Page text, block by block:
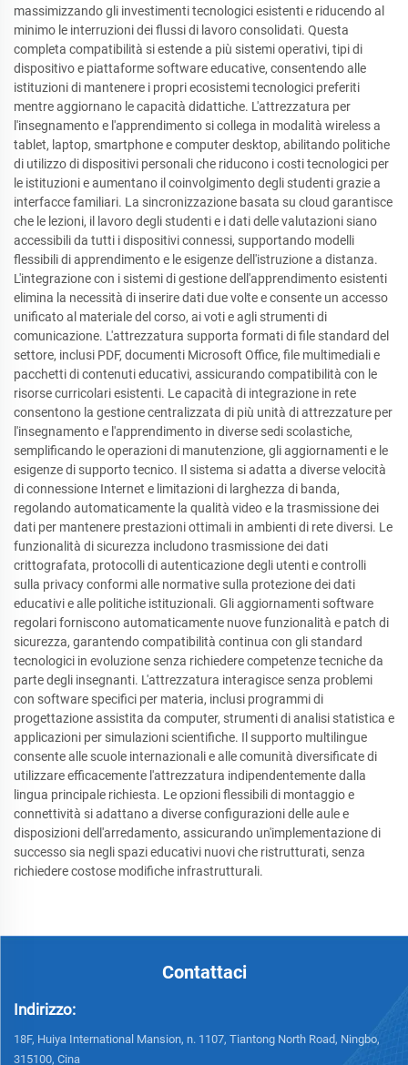
massimizzando gli investimenti tecnologici esistenti e riducendo al
minimo le interruzioni dei flussi di lavoro consolidati. Questa
completa compatibilità si estende a più sistemi operativi, tipi di
dispositivo e piattaforme software educative, consentendo alle
istituzioni di mantenere i propri ecosistemi tecnologici preferiti
mentre aggiornano le capacità didattiche. L'attrezzatura per
l'insegnamento e l'apprendimento si collega in modalità wireless a
tablet, laptop, smartphone e computer desktop, abilitando politiche
di utilizzo di dispositivi personali che riducono i costi tecnologici per
le istituzioni e aumentano il coinvolgimento degli studenti grazie a
interfacce familiari. La sincronizzazione basata su cloud garantisce
che le lezioni, il lavoro degli studenti e i dati delle valutazioni siano
accessibili da tutti i dispositivi connessi, supportando modelli
flessibili di apprendimento e le esigenze dell'istruzione a distanza.
L'integrazione con i sistemi di gestione dell'apprendimento esistenti
elimina la necessità di inserire dati due volte e consente un accesso
unificato al materiale del corso, ai voti e agli strumenti di
comunicazione. L'attrezzatura supporta formati di file standard del
settore, inclusi PDF, documenti Microsoft Office, file multimediali e
pacchetti di contenuti educativi, assicurando compatibilità con le
risorse curricolari esistenti. Le capacità di integrazione in rete
consentono la gestione centralizzata di più unità di attrezzature per
l'insegnamento e l'apprendimento in diverse sedi scolastiche,
semplificando le operazioni di manutenzione, gli aggiornamenti e le
esigenze di supporto tecnico. Il sistema si adatta a diverse velocità
di connessione Internet e limitazioni di larghezza di banda,
regolando automaticamente la qualità video e la trasmissione dei
dati per mantenere prestazioni ottimali in ambienti di rete diversi. Le
funzionalità di sicurezza includono trasmissione dei dati
crittografata, protocolli di autenticazione degli utenti e controlli
sulla privacy conformi alle normative sulla protezione dei dati
educativi e alle politiche istituzionali. Gli aggiornamenti software
regolari forniscono automaticamente nuove funzionalità e patch di
sicurezza, garantendo compatibilità continua con gli standard
tecnologici in evoluzione senza richiedere competenze tecniche da
parte degli insegnanti. L'attrezzatura interagisce senza problemi
con software specifici per materia, inclusi programmi di
progettazione assistita da computer, strumenti di analisi statistica e
applicazioni per simulazioni scientifiche. Il supporto multilingue
consente alle scuole internazionali e alle comunità diversificate di
utilizzare efficacemente l'attrezzatura indipendentemente dalla
lingua principale richiesta. Le opzioni flessibili di montaggio e
connettività si adattano a diverse configurazioni delle aule e
disposizioni dell'arredamento, assicurando un'implementazione di
successo sia negli spazi educativi nuovi che ristrutturati, senza
richiedere costose modifiche infrastrutturali.
Contattaci
Indirizzo:
18F, Huiya International Mansion, n. 1107, Tiantong North Road, Ningbo,
315100, Cina